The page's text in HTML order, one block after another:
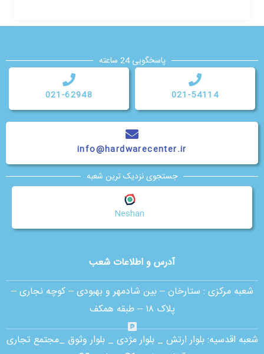
آدرس و اطلاعات شعب
شعبه مرکزی : ستارخان – بین شادمهر و بهبودی – کوچه نجاری –
پلاک ۱۸ – طبقه همکف
شعبه اقدسیه:بلوار ارتش _ بلوار مژدی _ بلوار وثوق _مجتمع تجاری
پاسخگویی 24 ساعته
021-54114
021-62948
info@hardwarecenter.ir
جستجوی نزدیک ترین شعبه
Neshan